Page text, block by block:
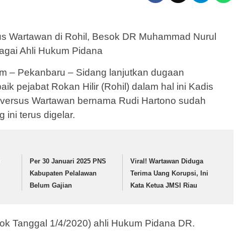
Wartawan di Rohil, Besok DR Muhammad Nurul
Ahli Hukum Pidana
– Pekanbaru – Sidang lanjutkan dugaan
pejabat Rokan Hilir (Rohil) dalam hal ini Kadis
Wartawan bernama Rudi Hartono sudah
ini terus digelar.
Per 30 Januari 2025 PNS
Kabupaten Pelalawan
Belum Gajian
Viral! Wartawan Diduga
Terima Uang Korupsi, Ini
Kata Ketua JMSI Riau
Tanggal 1/4/2020) ahli Hukum Pidana DR.